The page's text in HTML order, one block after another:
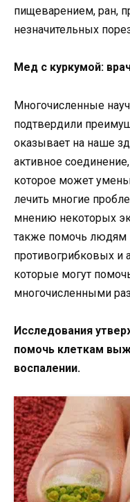
пищеварением, ран,
незначительных
Мед с куркумой:
Многочисленные
подтвердили
оказывает на наше
активное
которое может
лечить многие
мнению некоторых
также помочь людям
противогрибковых и
которые могут
многочисленными
Исследования
помочь клеткам
воспалении.